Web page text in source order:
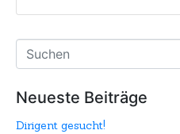
Neueste Beiträge
Dirigent gesucht!